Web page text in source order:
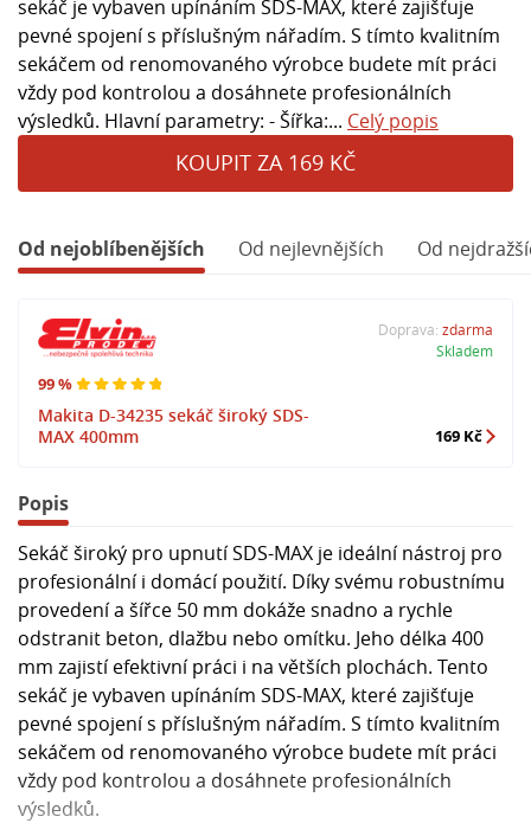
sekáč je vybaven upínáním SDS-MAX, které zajišťuje
pevné spojení s příslušným nářadím. S tímto kvalitním
sekáčem od renomovaného výrobce budete mít práci
vždy pod kontrolou a dosáhnete profesionálních
výsledků. Hlavní parametry: - Šířka:... Celý popis
KOUPIT ZA 169 KČ
Od nejoblíbenějších Od nejlevnějších Od
99 %
Makita D-34235 sekáč široký SDS-
MAX 400mm
Doprava: zdarma
Skladem
169 Kč
Popis
Sekáč široký pro upnutí SDS-MAX je ideální nástroj pro
profesionální i domácí použití. Díky svému robustnímu
provedení a šířce 50 mm dokáže snadno a rychle
odstranit beton, dlažbu nebo omítku. Jeho délka 400
mm zajistí efektivní práci i na větších plochách. Tento
sekáč je vybaven upínáním SDS-MAX, které zajišťuje
pevné spojení s příslušným nářadím. S tímto kvalitním
sekáčem od renomovaného výrobce budete mít práci
vždy pod kontrolou a dosáhnete profesionálních
výsledků.